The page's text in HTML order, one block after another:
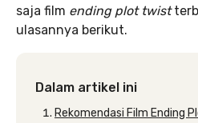
saja film ending plot twist
ulasannya berikut.
Dalam artikel ini
Rekomendasi Film Ending